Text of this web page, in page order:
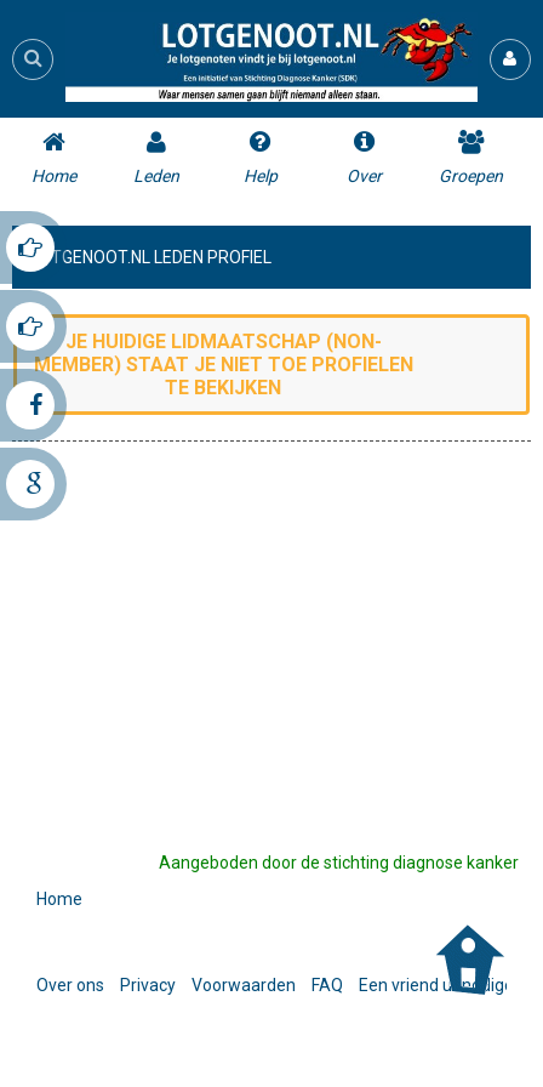
Home Leden Help Over Groepen
LOTGENOOT.NL LEDEN PROFIEL
JE HUIDIGE LIDMAATSCHAP (NON-
MEMBER) STAAT JE NIET TOE PROFIELEN
TE BEKIJKEN
Home
Aangeboden door de stichting diagnose kanker
Over ons Privacy Voorwaarden FAQ Een vriend uitnodigen